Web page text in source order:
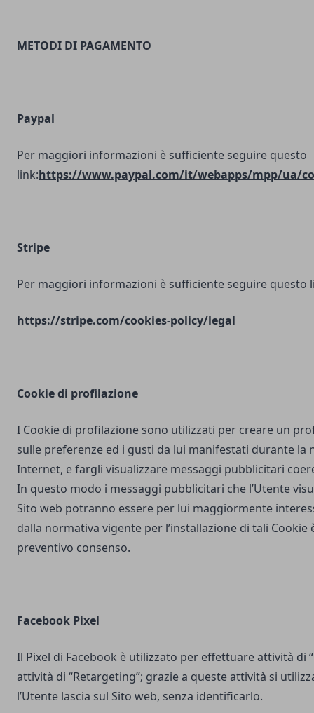
METODI DI PAGAMENTO
Paypal
Per maggiori informazioni è sufficiente seguire questo
link:https://www.paypal.com/it/webapps/mpp/ua/
Stripe
Per maggiori informazioni è sufficiente seguire questo
https://stripe.com/cookies-policy/legal
Cookie di profilazione
I Cookie di profilazione sono utilizzati per creare un
sulle preferenze ed i gusti da lui manifestati durante la
Internet, e fargli visualizzare messaggi pubblicitari
In questo modo i messaggi pubblicitari che l’Utente
Sito web potranno essere per lui maggiormente
dalla normativa vigente per l’installazione di tali Cookie
preventivo consenso.
Facebook Pixel
Il Pixel di Facebook è utilizzato per effettuare attività di
attività di “Retargeting”; grazie a queste attività si
l’Utente lascia sul Sito web, senza identificarlo.